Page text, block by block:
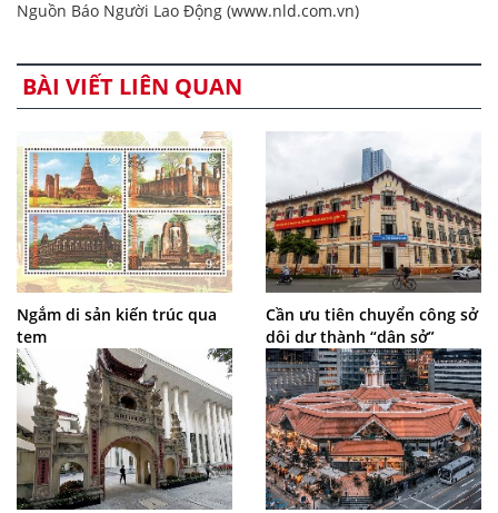
Nguồn Báo Người Lao Động (www.nld.com.vn)
BÀI VIẾT LIÊN QUAN
Ngắm di sản kiến trúc qua
tem
Cần ưu tiên chuyển công sở
dôi dư thành “dân sở”